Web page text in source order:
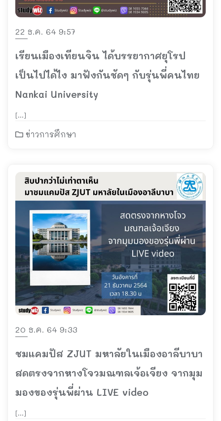
22 ธ.ค. 64 9:57
เรียนเมืองเทียนจิน ได้บรรยากาศยุโรป
เป็นไปได้ไง มาฟังกันชัดๆ กับรุ่นพี่คนไทย
Nankai University
[…]
ข่าวการศึกษา
20 ธ.ค. 64 9:33
ชมแคมปัส ZJUT มหาลัยในเมืองอาลีบาบา
สดตรงจากหางโจวมณฑลเจ้อเจียง จากมุม
มองของรุ่นพี่ผ่าน LIVE video
[…]